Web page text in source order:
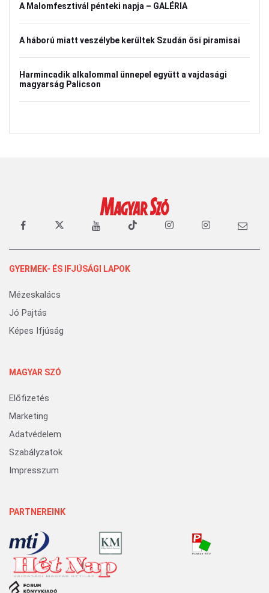
A Malomfesztivál pénteki napja – GALÉRIA
A háború miatt veszélybe kerültek Szudán ősi piramisai
Harmincadik alkalommal ünnepel együtt a vajdasági
magyarság Palicson
GYERMEK- ÉS IFJÚSÁGI LAPOK
Mézeskalács
Jó Pajtás
Képes Ifjúság
MAGYAR SZÓ
Előfizetés
Marketing
Adatvédelem
Szabályzatok
Impresszum
PARTNEREINK